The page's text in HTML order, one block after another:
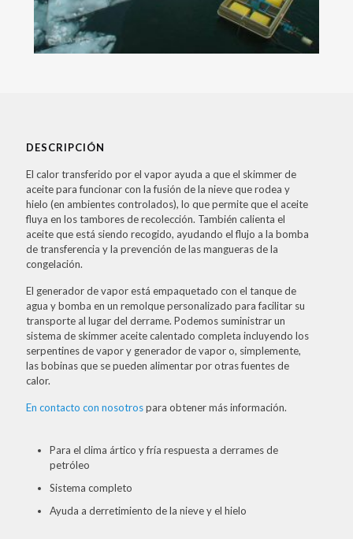
DESCRIPCIÓN
El calor transferido por el vapor ayuda a que el skimmer de
aceite para funcionar con la fusión de la nieve que rodea y
hielo (en ambientes controlados), lo que permite que el aceite
fluya en los tambores de recolección. También calienta el
aceite que está siendo recogido, ayudando el flujo a la bomba
de transferencia y la prevención de las mangueras de la
congelación.
El generador de vapor está empaquetado con el tanque de
agua y bomba en un remolque personalizado para facilitar su
transporte al lugar del derrame. Podemos suministrar un
sistema de skimmer aceite calentado completa incluyendo los
serpentines de vapor y generador de vapor o, simplemente,
las bobinas que se pueden alimentar por otras fuentes de
calor.
En contacto con nosotrospara obtener más información.
Para el clima ártico y fría respuesta a derrames de
petróleo
Sistema completo
Ayuda a derretimiento de la nieve y el hielo